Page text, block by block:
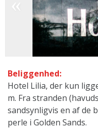
Beliggenhed:
Hotel Lilia, der kun
m. Fra stranden
sandsynligvis en af de
perle i Golden Sands.